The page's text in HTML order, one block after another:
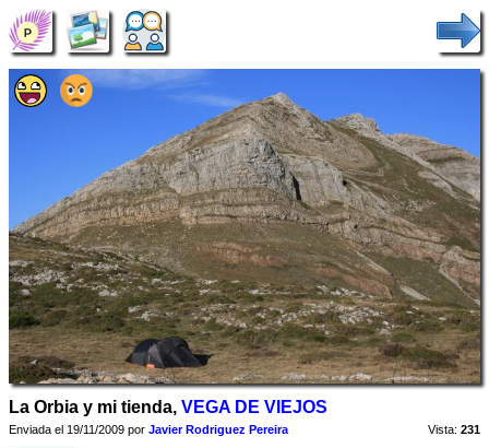
La Orbia y mi tienda, VEGA DE VIEJOS
Enviada el 19/11/2009 por Javier Rodriguez Pereira Vista: 231